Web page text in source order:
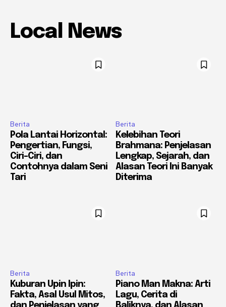
Local News
Berita
Pola Lantai Horizontal:
Pengertian, Fungsi,
Ciri-Ciri, dan
Contohnya dalam Seni
Tari
Berita
Kelebihan Teori
Brahmana: Penjelasan
Lengkap, Sejarah, dan
Alasan Teori Ini Banyak
Diterima
Berita
Kuburan Upin Ipin:
Fakta, Asal Usul Mitos,
Berita
Piano Man Makna: Arti
Lagu, Cerita di